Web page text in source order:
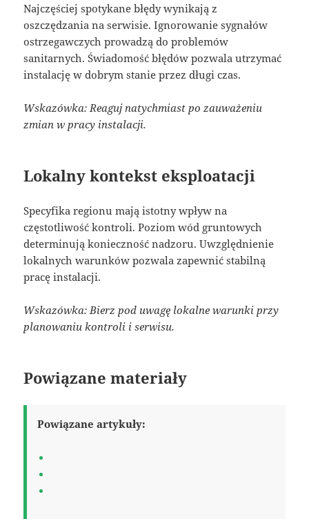
Najczęściej spotykane błędy wynikają z
oszczędzania na serwisie. Ignorowanie sygnałów
ostrzegawczych prowadzą do problemów
sanitarnych. Świadomość błędów pozwala utrzymać
instalację w dobrym stanie przez długi czas.
Wskazówka: Reaguj natychmiast po zauważeniu
zmian w pracy instalacji.
Lokalny kontekst eksploatacji
Specyfika regionu mają istotny wpływ na
częstotliwość kontroli. Poziom wód gruntowych
determinują konieczność nadzoru. Uwzględnienie
lokalnych warunków pozwala zapewnić stabilną
pracę instalacji.
Wskazówka: Bierz pod uwagę lokalne warunki przy
planowaniu kontroli i serwisu.
Powiązane materiały
Powiązane artykuły: